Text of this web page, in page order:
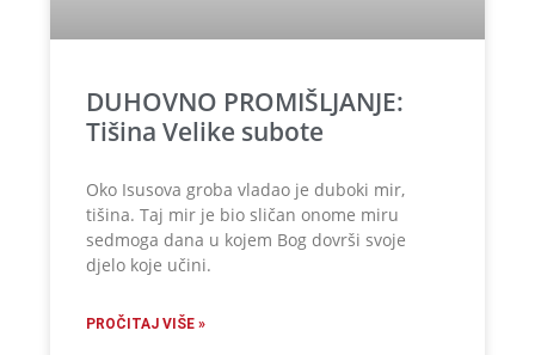
DUHOVNO PROMIŠLJANJE:
Tišina Velike subote
Oko Isusova groba vladao je duboki mir,
tišina. Taj mir je bio sličan onome miru
sedmoga dana u kojem Bog dovrši svoje
djelo koje učini.
PROČITAJ VIŠE »